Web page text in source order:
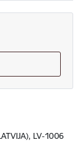
LV-1006